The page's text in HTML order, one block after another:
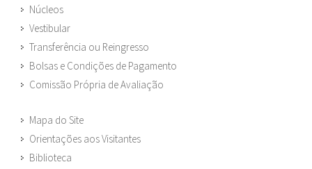
Núcleos
Vestibular
Transferência ou Reingresso
Bolsas e Condições de Pagamento
Comissão Própria de Avaliação
Mapa do Site
Orientações aos Visitantes
Biblioteca